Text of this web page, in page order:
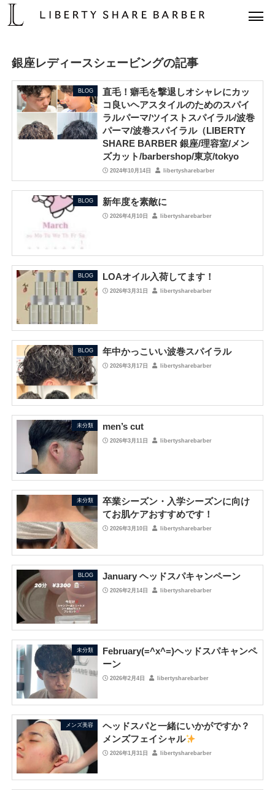
銀座レディースシェービングの記事
BLOG
直毛！癖毛を撃退しオシャレにカッ
コ良いヘアスタイルのためのスパイ
ラルパーマ/ツイストスパイラル/波巻
パーマ/波巻スパイラル（LIBERTY
SHARE BARBER 銀座/理容室/メン
ズカット/barbershop/東京/tokyo
2024年10月14日 libertysharebarber
BLOG 新年度を素敵に
2026年4月10日 libertysharebarber
BLOG LOAオイル入荷してます！
2026年3月31日 libertysharebarber
BLOG 年中かっこいい波巻スパイラル
2026年3月17日 libertysharebarber
未分類 men’s cut
2026年3月11日 libertysharebarber
未分類
卒業シーズン・入学シーズンに向け
てお肌ケアおすすめです！
2026年3月10日 libertysharebarber
BLOG January ヘッドスパキャンペーン
2026年2月14日 libertysharebarber
未分類
February(=^x^=)ヘッドスパキャンペ
ーン
2026年2月4日 libertysharebarber
メンズ美容
ヘッドスパと一緒にいかがですか？
メンズフェイシャル
2026年1月31日 libertysharebarber